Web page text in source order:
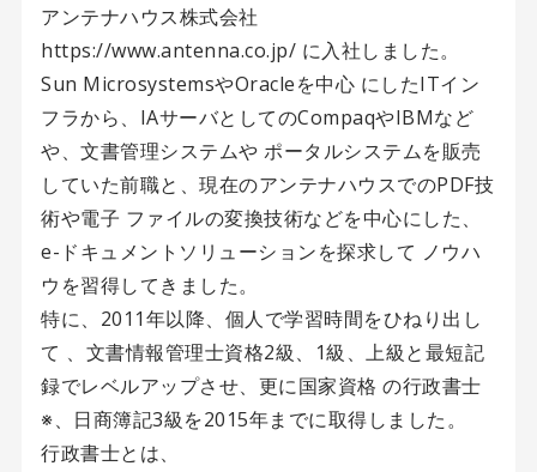
アンテナハウス株式会社
https://www.antenna.co.jp/ に入社しました。
Sun MicrosystemsやOracleを中心 にしたITイン
フラから、IAサーバとしてのCompaqやIBMなど
や、文書管理システムや ポータルシステムを販売
していた前職と、現在のアンテナハウスでのPDF技
術や電子 ファイルの変換技術などを中心にした、
e-ドキュメントソリューションを探求して ノウハ
ウを習得してきました。
特に、2011年以降、個人で学習時間をひねり出し
て 、文書情報管理士資格2級、1級、上級と最短記
録でレベルアップさせ、更に国家資格 の行政書士
※、日商簿記3級を2015年までに取得しました。
行政書士とは、